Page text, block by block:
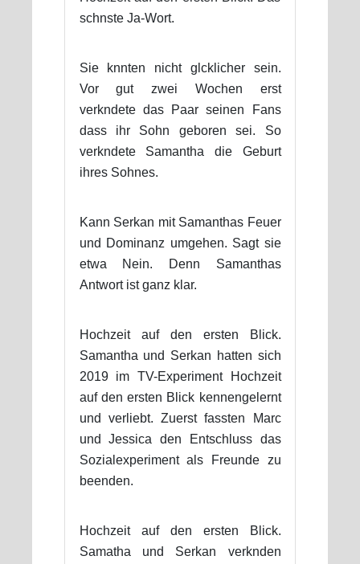
schnste Ja-Wort.
Sie knnten nicht glcklicher sein.
Vor gut zwei Wochen erst
verkndete das Paar seinen Fans
dass ihr Sohn geboren sei. So
verkndete Samantha die Geburt
ihres Sohnes.
Kann Serkan mit Samanthas Feuer
und Dominanz umgehen. Sagt sie
etwa Nein. Denn Samanthas
Antwort ist ganz klar.
Hochzeit auf den ersten Blick.
Samantha und Serkan hatten sich
2019 im TV-Experiment Hochzeit
auf den ersten Blick kennengelernt
und verliebt. Zuerst fassten Marc
und Jessica den Entschluss das
Sozialexperiment als Freunde zu
beenden.
Hochzeit auf den ersten Blick.
Samatha und Serkan verknden